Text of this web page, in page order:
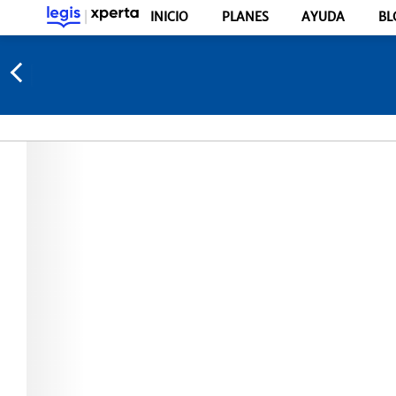
INICIO PLANES AYUDA